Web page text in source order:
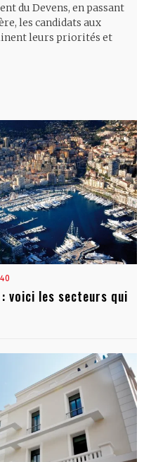
du Devens, en passant
les candidats aux
leurs priorités et
voici les secteurs qui